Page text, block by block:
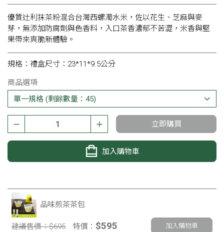
優質辻利抹茶粉混合台灣西螺濁水米，佐以花生、芝麻與麥
芽，無添加防腐劑與色香料，入口茶香濃郁不苦澀，米香與堅
果帶來爽脆新體驗。
規格：禮盒尺寸：23*11*9.5公分
商品選項
立即購買
加入購物車
品味煎茶茶包
建議售價：$695 特價： $595 加入購物車